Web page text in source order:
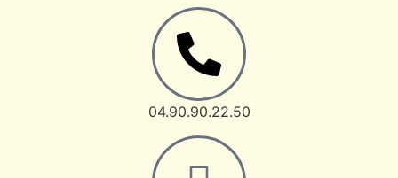
04.90.90.22.50